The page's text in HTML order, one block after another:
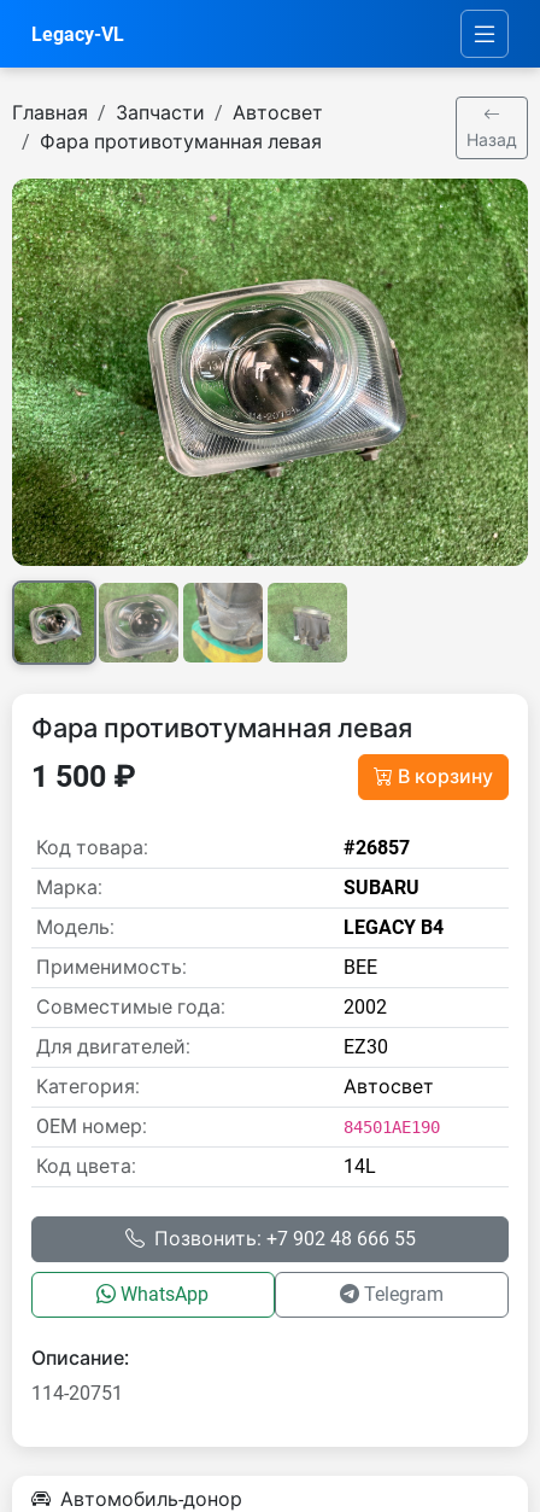
Legacy-VL
Главная Запчасти
Автосвет
Фара противотуманная левая
Назад
Фара противотуманная левая
1 500 ₽ В корзину
Код товара:
#26857
Марка:
SUBARU
Модель:
LEGACY B4
Применимость:
BEE
Совместимые года:
2002
Для двигателей:
EZ30
Категория:
Автосвет
OEM номер:
84501AE190
Код цвета: 14L
Позвонить: +7 902 48 666 55
WhatsApp Telegram
Описание:
114-20751
Автомобиль-донор